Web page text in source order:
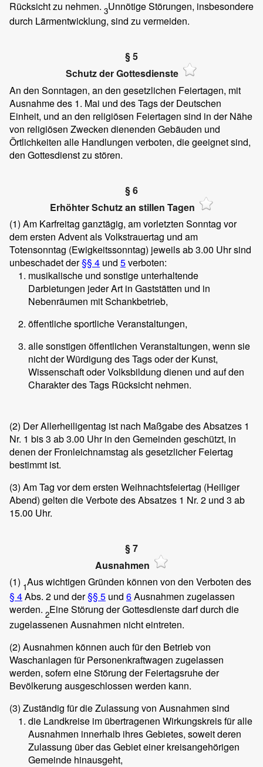
Rücksicht zu nehmen. 3Unnötige Störungen, insbesondere
durch Lärmentwicklung, sind zu vermeiden.
§ 5
Schutz der Gottesdienste
An den Sonntagen, an den gesetzlichen Feiertagen, mit
Ausnahme des 1. Mai und des Tags der Deutschen
Einheit, und an den religiösen Feiertagen sind in der Nähe
von religiösen Zwecken dienenden Gebäuden und
Örtlichkeiten alle Handlungen verboten, die geeignet sind,
den Gottesdienst zu stören.
§ 6
Erhöhter Schutz an stillen Tagen
(1) Am Karfreitag ganztägig, am vorletzten Sonntag vor
dem ersten Advent als Volkstrauertag und am
Totensonntag (Ewigkeitssonntag) jeweils ab 3.00 Uhr sind
unbeschadet der§§ 4 und 5verboten:
musikalische und sonstige unterhaltende
Darbietungen jeder Art in Gaststätten und in
Nebenräumen mit Schankbetrieb,
öffentliche sportliche Veranstaltungen,
alle sonstigen öffentlichen Veranstaltungen, wenn sie
nicht der Würdigung des Tags oder der Kunst,
Wissenschaft oder Volksbildung dienen und auf den
Charakter des Tags Rücksicht nehmen.
(2) Der Allerheiligentag ist nach Maßgabe des Absatzes 1
Nr. 1 bis 3 ab 3.00 Uhr in den Gemeinden geschützt, in
denen der Fronleichnamstag als gesetzlicher Feiertag
bestimmt ist.
(3) Am Tag vor dem ersten Weihnachtsfeiertag (Heiliger
Abend) gelten die Verbote des Absatzes 1 Nr. 2 und 3 ab
15.00 Uhr.
§ 7
Ausnahmen
(1) 1Aus wichtigen Gründen können von den Verboten des
§ 4Abs. 2 und der§§ 5 und 6Ausnahmen zugelassen
werden. 2Eine Störung der Gottesdienste darf durch die
zugelassenen Ausnahmen nicht eintreten.
(2) Ausnahmen können auch für den Betrieb von
Waschanlagen für Personenkraftwagen zugelassen
werden, sofern eine Störung der Feiertagsruhe der
Bevölkerung ausgeschlossen werden kann.
(3) Zuständig für die Zulassung von Ausnahmen sind
die Landkreise im übertragenen Wirkungskreis für alle
Ausnahmen innerhalb ihres Gebietes, soweit deren
Zulassung über das Gebiet einer kreisangehörigen
Gemeinde hinausgeht,